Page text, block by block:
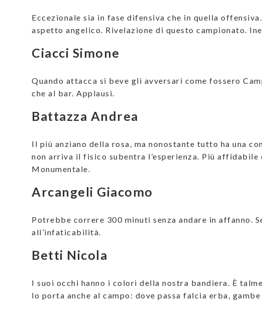
Eccezionale sia in fase difensiva che in quella
aspetto angelico. Rivelazione di questo campionato.
Ciacci Simone
Quando attacca si beve gli avversari come fossero
che al bar. Applausi.
Battazza Andrea
Il più anziano della rosa, ma nonostante tutto ha una
non arriva il fisico subentra l’esperienza. Più
Monumentale.
Arcangeli Giacomo
Potrebbe correre 300 minuti senza andare in affanno.
all’infaticabilità.
Betti Nicola
I suoi occhi hanno i colori della nostra bandiera. È
lo porta anche al campo: dove passa falcia erba,